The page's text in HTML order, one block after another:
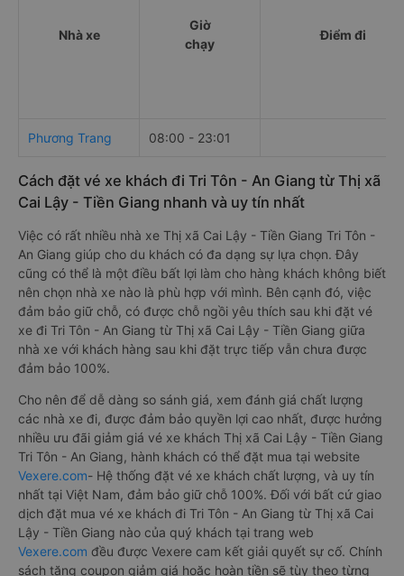
Nhà xe
Giờ
chạy
Điểm đi
Phương Trang 08:00 - 23:01
Cách đặt vé xe khách đi Tri Tôn - An Giang từ Thị xã
Cai Lậy - Tiền Giang nhanh và uy tín nhất
Việc có rất nhiều nhà xe Thị xã Cai Lậy - Tiền Giang Tri Tôn -
An Giang giúp cho du khách có đa dạng sự lựa chọn. Đây
cũng có thể là một điều bất lợi làm cho hàng khách không biết
nên chọn nhà xe nào là phù hợp với mình. Bên cạnh đó, việc
đảm bảo giữ chỗ, có được chỗ ngồi yêu thích sau khi đặt vé
xe đi Tri Tôn - An Giang từ Thị xã Cai Lậy - Tiền Giang giữa
nhà xe với khách hàng sau khi đặt trực tiếp vẫn chưa được
đảm bảo 100%.
Cho nên để dễ dàng so sánh giá, xem đánh giá chất lượng
các nhà xe đi, được đảm bảo quyền lợi cao nhất, được hưởng
nhiều ưu đãi giảm giá vé xe khách Thị xã Cai Lậy - Tiền Giang
Tri Tôn - An Giang, hành khách có thể đặt mua tại website
Vexere.com- Hệ thống đặt vé xe khách chất lượng, và uy tín
nhất tại Việt Nam, đảm bảo giữ chỗ 100%. Đối với bất cứ giao
dịch đặt mua vé xe khách đi Tri Tôn - An Giang từ Thị xã Cai
Lậy - Tiền Giang nào của quý khách tại trang web
Vexere.com đều được Vexere cam kết giải quyết sự cố. Chính
sách tặng coupon giảm giá hoặc hoàn tiền sẽ tùy theo từng